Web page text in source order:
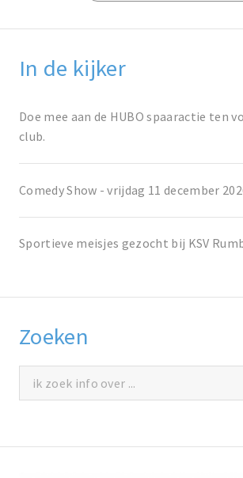
In de kijker
Doe mee aan de HUBO spaaractie ten
club.
Comedy Show - vrijdag 11 december
Sportieve meisjes gezocht bij KSV
Zoeken